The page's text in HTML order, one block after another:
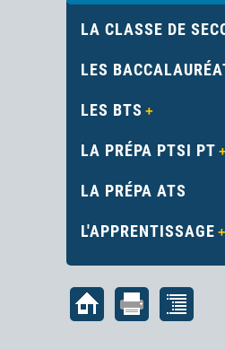
LA CLASSE DE
LES
LES BTS
LA PRÉPA PTSI PT
LA PRÉPA ATS
L'APPRENTISSAGE